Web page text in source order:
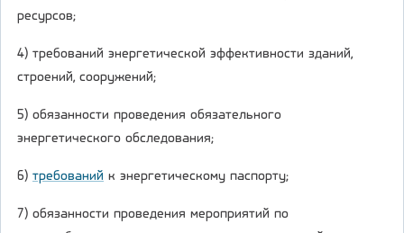
ресурсов;
4) требований энергетической эффективности зданий,
строений, сооружений;
5) обязанности проведения обязательного
энергетического обследования;
6) требований к энергетическому паспорту;
7) обязанности проведения мероприятий по